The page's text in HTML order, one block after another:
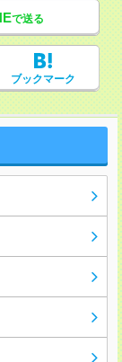
で送る
ブックマーク